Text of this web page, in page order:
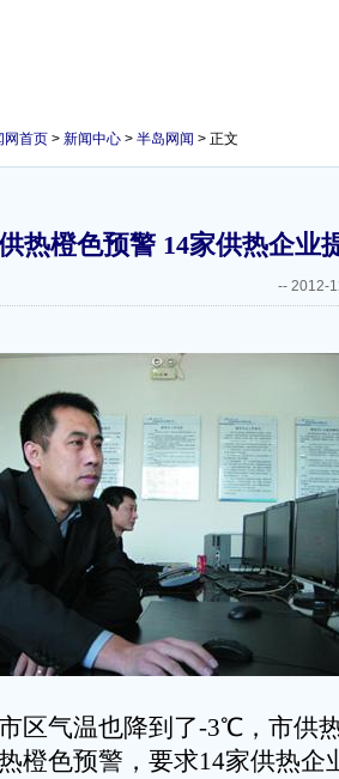
网首页 > 新闻中心 > 半岛网闻 > 正文
热橙色预警 14家供热企业
-- 2012-
气温也降到了-3℃，市供
橙色预警，要求14家供热企